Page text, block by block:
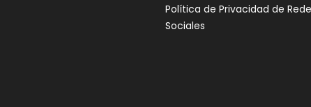
Política de Privacidad de
Sociales